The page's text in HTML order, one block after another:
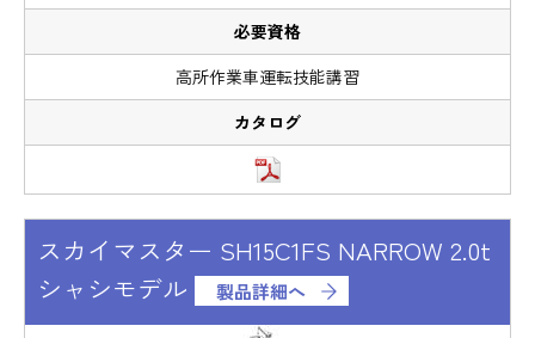
高所作業車運転技能講習
スカイマスター SH15C1FS NARROW 2.0t
シャシモデル
製品詳細へ